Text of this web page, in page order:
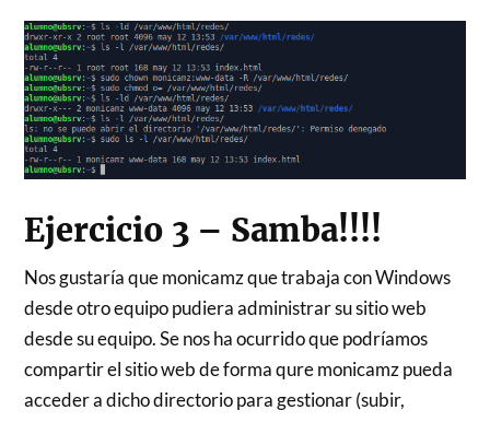
Ejercicio 3 – Samba!!!!
Nos gustaría que monicamz que trabaja con Windows
desde otro equipo pudiera administrar su sitio web
desde su equipo. Se nos ha ocurrido que podríamos
compartir el sitio web de forma qure monicamz pueda
acceder a dicho directorio para gestionar (subir,